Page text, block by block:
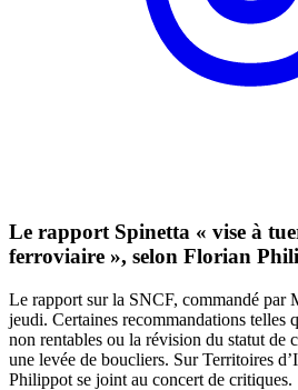
Le rapport Spinetta « vise à
ferroviaire », selon Florian
Le rapport sur la SNCF, commandé par
jeudi. Certaines recommandations telles
non rentables ou la révision du statut de
une levée de boucliers. Sur Territoires
Philippot se joint au concert de critiques.